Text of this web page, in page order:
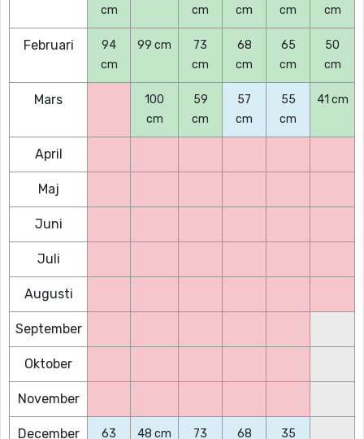
cm
cm
cm
cm
cm
Februari
94
cm
99 cm
73
cm
68
cm
65
cm
50
cm
Mars
100
cm
59
cm
57
cm
55
cm
41 cm
April
Maj
Juni
Juli
Augusti
September
Oktober
November
December
63
48 cm
73
68
35